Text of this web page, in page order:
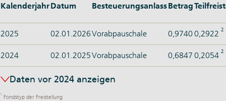
KalenderjahrDatum BesteuerungsanlassBetrag
2025 02.01.2026Vorabpauschale 0,9740 0,2922 2
2024 02.01.2025Vorabpauschale 0,6847 0,2054 2
Daten vor 2024 anzeigen
1 Fondstyp der Freistellung